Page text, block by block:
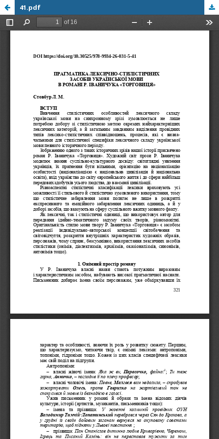
41.pdf